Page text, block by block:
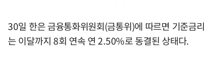
30일 한은 금융통화위원회(금통위)에 따르면 기준금리
는 이달까지 8회 연속 연 2.50%로 동결된 상태다.